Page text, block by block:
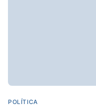
POLÍTICA